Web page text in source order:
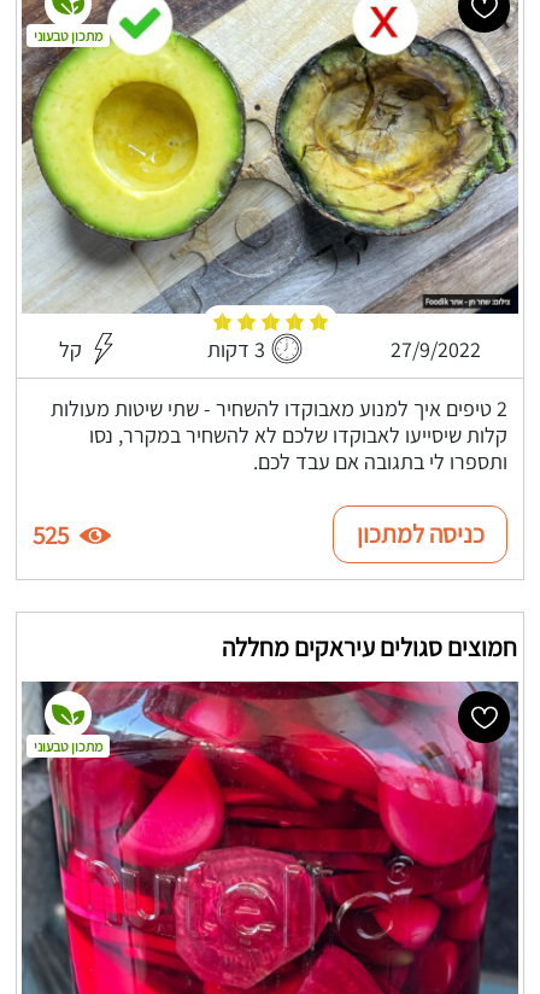
27/9/2022 3 דקות קל
2 טיפים איך למנוע מאבוקדו להשחיר - שתי שיטות מעולות
קלות שיסייעו לאבוקדו שלכם לא להשחיר במקרר, נסו
ותספרו לי בתגובה אם עבד לכם.
מתכון טבעוני
כניסה למתכון 525
חמוצים סגולים עיראקים מחללה
מתכון טבעוני